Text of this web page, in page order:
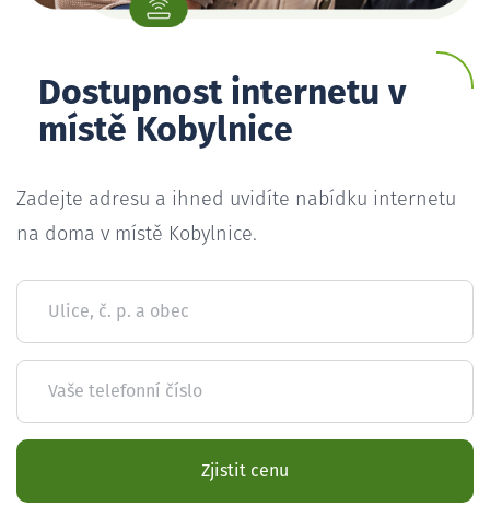
Dostupnost internetu v
místě Kobylnice
Zadejte adresu a ihned uvidíte nabídku internetu
na doma v místě Kobylnice.
Ulice, č. p. a obec
Vaše telefonní číslo
Zjistit cenu